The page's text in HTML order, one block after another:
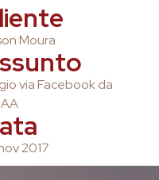
Moura
via Facebook da
2017